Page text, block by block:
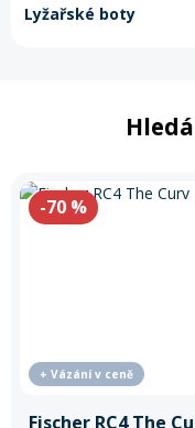
Lyžařské boty
-70 %
+ Vázání v ceně
Fischer RC4 The